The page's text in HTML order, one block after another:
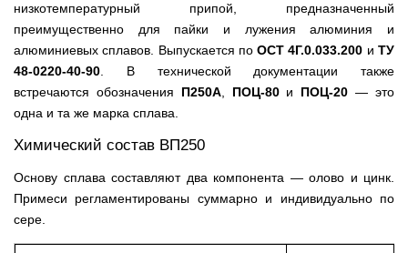
низкотемпературный припой, предназначенный
преимущественно для пайки и лужения алюминия и
алюминиевых сплавов. Выпускается поОСТ 4Г.0.033.200 иТУ
48-0220-40-90 . В технической документации также
встречаются обозначения П250А, ПОЦ-80и ПОЦ-20 — это
одна и та же марка сплава.
Химический состав ВП250
Основу сплава составляют два компонента — олово и цинк.
Примеси регламентированы суммарно и индивидуально по
сере.